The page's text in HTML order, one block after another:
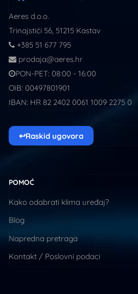
Aeres d.o.o.
Trinajstići 56, 51215 Kastav
+385 51 677 795
prodaja@aeres.hr
PON-PET: 08:00 - 16:00
OIB: 00497801901
IBAN: HR 82 2402 0061 1009 2275 0
↩Raskid ugovora
POMOĆ
Kako odabrati klima uređaj?
Blog
Napredna pretraga
Kontakt / Poslovni podaci